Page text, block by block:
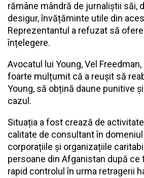
rămâne mândră de jurnaliștii săi,
desigur, învățăminte utile din
Reprezentantul a refuzat să
înțelegere.
Avocatul lui Young, Vel
foarte mulțumit că a reușit să
Young, să obțină daune punitive
cazul.
Situația a fost crează de
calitate de consultant în
corporațiile și organizațiile
persoane din Afganistan după ce
rapid controlul în urma retragerii